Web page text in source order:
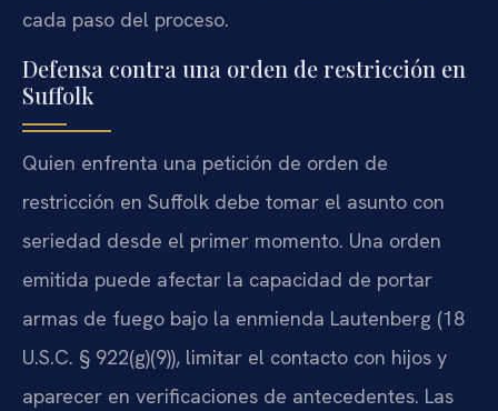
cada paso del proceso.
Defensa contra una orden de restricción en
Suffolk
Quien enfrenta una petición de orden de
restricción en Suffolk debe tomar el asunto con
seriedad desde el primer momento. Una orden
emitida puede afectar la capacidad de portar
armas de fuego bajo la enmienda Lautenberg (18
U.S.C. § 922(g)(9)), limitar el contacto con hijos y
aparecer en verificaciones de antecedentes. Las